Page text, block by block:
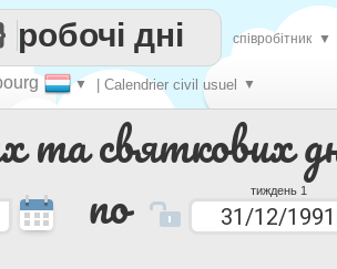
та святкових
по тиждень 1
кожен
▼ | Calendrier civil usuel ▼
робочі дні співробітник ▼